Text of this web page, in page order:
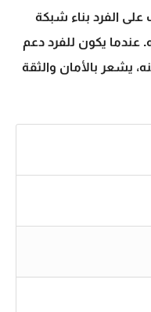
على الفرد بناء شبكة
عندما يكون للفرد دعم
يشعر بالأمان والثقة